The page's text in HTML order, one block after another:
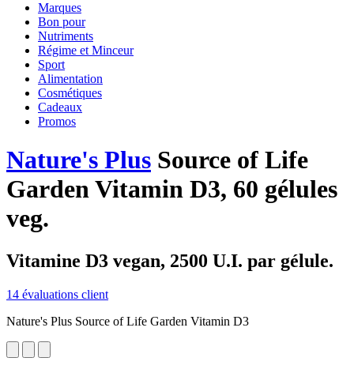
Marques
Bon pour
Nutriments
Régime et Minceur
Sport
Alimentation
Cosmétiques
Cadeaux
Promos
Nature's Plus Source of Life
Garden Vitamin D3, 60 gélules
veg.
Vitamine D3 vegan, 2500 U.I. par gélule.
14 évaluations client
Nature's Plus Source of Life Garden Vitamin D3